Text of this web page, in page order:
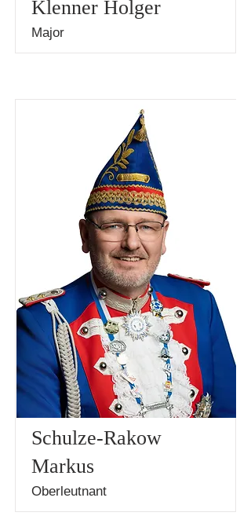
Klenner Holger
Major
Schulze-Rakow
Markus
Oberleutnant